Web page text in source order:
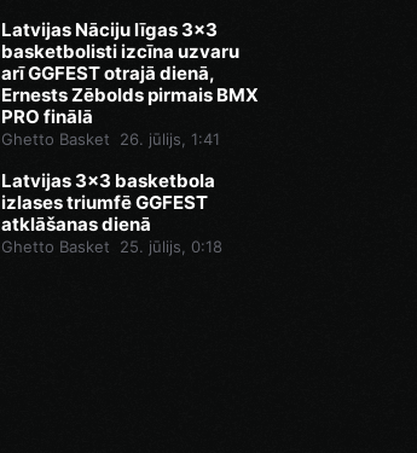
Latvijas Nāciju līgas 3x3
basketbolisti izcīna uzvaru
arī GGFEST otrajā dienā,
Ernests Zēbolds pirmais BMX
PRO finālā
Ghetto Basket 26. jūlijs, 1:41
Latvijas 3x3 basketbola
izlases triumfē GGFEST
atklāšanas dienā
Ghetto Basket 25. jūlijs, 0:18